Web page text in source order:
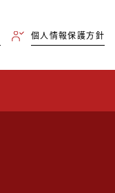
個人情報保護方針